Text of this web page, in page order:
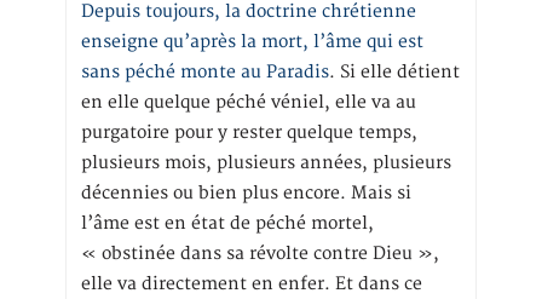
Depuis toujours, la doctrine chrétienne
enseigne qu’après la mort, l’âme qui est
sans péché monte au Paradis. Si elle détient
en elle quelque péché véniel, elle va au
purgatoire pour y rester quelque temps,
plusieurs mois, plusieurs années, plusieurs
décennies ou bien plus encore. Mais si
l’âme est en état de péché mortel,
« obstinée dans sa révolte contre Dieu »,
elle va directement en enfer. Et dans ce